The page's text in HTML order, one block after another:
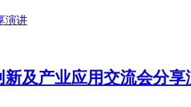
及产业应用交流会分享